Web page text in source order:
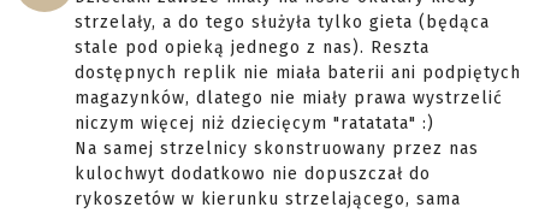
strzelały, a do tego służyła tylko gieta (będąca
stale pod opieką jednego z nas). Reszta
dostępnych replik nie miała baterii ani podpiętych
magazynków, dlatego nie miały prawa wystrzelić
niczym więcej niż dziecięcym "ratatata" :)
Na samej strzelnicy skonstruowany przez nas
kulochwyt dodatkowo nie dopuszczał do
rykoszetów w kierunku strzelającego, sama